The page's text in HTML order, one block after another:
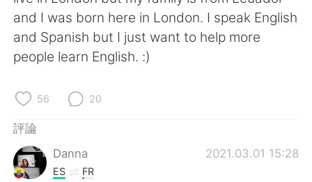
Français Deutsch
日本語 한국어
Indonesia
Türkçe
and I was born here in London. I speak English
and Spanish but I just want to help more
people learn English. :)
56 20
評論
Danna
2021.03.01 15:28
ES FR